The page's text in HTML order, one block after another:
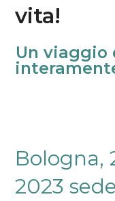
vita!
Un
viaggio
dedicato
a
Te!
Un viaggio
Bologna,
2023